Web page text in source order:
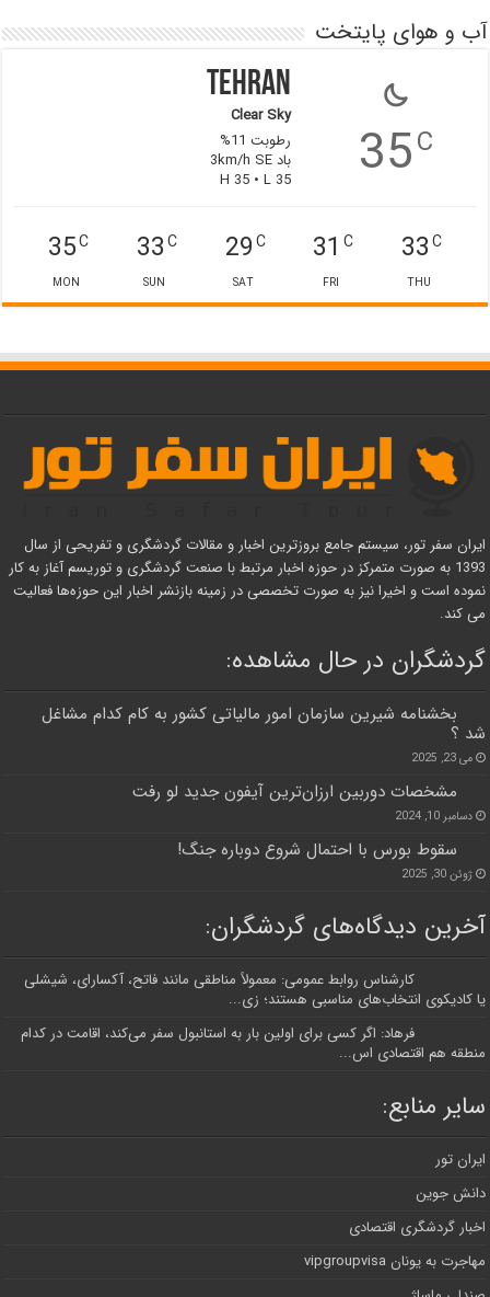
آب و هوای پایتخت
35C
Tehran
Clear Sky
رطوبت 11%
باد 3km/h SE
H 35 • L 35
33C
THU
31 C
FRI
29C
SAT
33C
SUN
35C
MON
ایران سفر تور، سیستم جامع بروزترین اخبار و مقالات گردشگری و تفریحی از سال
1393 به صورت متمرکز در حوزه اخبار مرتبط با صنعت گردشگری و توریسم آغاز به کار
نموده است و اخیرا نیز به صورت تخصصی در زمینه بازنشر اخبار این حوزه‌ها فعالیت
می کند.
گردشگران در حال مشاهده:
بخشنامه شیرین سازمان امور مالیاتی کشور به کام کدام مشاغل
شد ؟
می 23, 2025
مشخصات دوربین ارزان‌ترین آیفون جدید لو رفت
دسامبر 10, 2024
سقوط بورس با احتمال شروع دوباره جنگ!
ژوئن 30, 2025
آخرین دیدگاه‌های گردشگران:
کارشناس روابط عمومی: معمولاً مناطقی مانند فاتح، آکسارای، شیشلی
یا کادیکوی انتخاب‌های مناسبی هستند؛ زی...
فرهاد: اگر کسی برای اولین بار به استانبول سفر می‌کند، اقامت در کدام
منطقه هم اقتصادی اس...
سایر منابع:
ایران تور
دانش جوین
اخبار گردشگری اقتصادی
مهاجرت به یونان vipgroupvisa